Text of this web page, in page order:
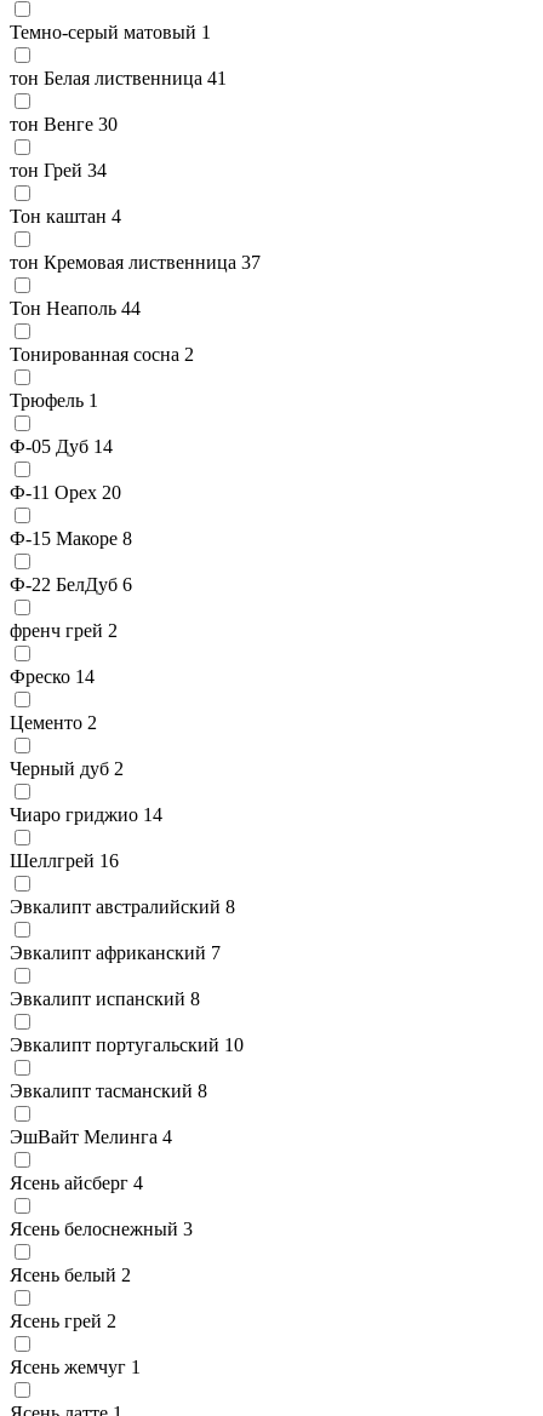
Темно-серый матовый 1
тон Белая лиственница 41
тон Венге 30
тон Грей 34
Тон каштан 4
тон Кремовая лиственница 37
Тон Неаполь 44
Тонированная сосна 2
Трюфель 1
Ф-05 Дуб 14
Ф-11 Орех 20
Ф-15 Макоре 8
Ф-22 БелДуб 6
френч грей 2
Фреско 14
Цементо 2
Черный дуб 2
Чиаро гриджио 14
Шеллгрей 16
Эвкалипт австралийский 8
Эвкалипт африканский 7
Эвкалипт испанский 8
Эвкалипт португальский 10
Эвкалипт тасманский 8
ЭшВайт Мелинга 4
Ясень айсберг 4
Ясень белоснежный 3
Ясень белый 2
Ясень грей 2
Ясень жемчуг 1